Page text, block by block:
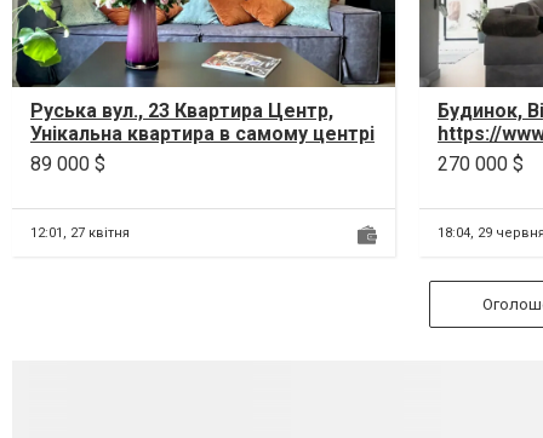
Руська вул., 23 Квартира Центр,
Унікальна квартира в самому центрі
Тернополя Пропоную на продаж
89 000 $
12:01, 27 квітня
Будинок,
https://
сучасний
270 000 $
18:04, 29 червня